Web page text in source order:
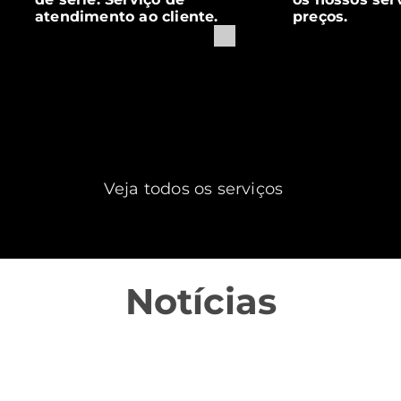
atendimento ao cliente.
preços.
Veja todos os serviços
Notícias